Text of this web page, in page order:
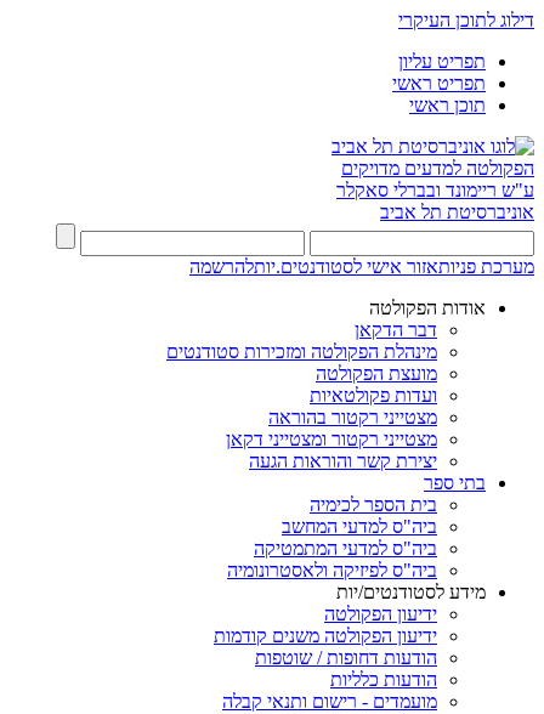
דילוג לתוכן העיקרי
תפריט עליון
תפריט ראשי
תוכן ראשי
הפקולטה למדעים מדויקים
ע"ש ריימונד ובברלי סאקלר
אוניברסיטת תל אביב
מערכת פניותאזור אישי לסטודנטים.יותלהרשמה
אודות הפקולטה
דבר הדקאן
מינהלת הפקולטה ומזכירות סטודנטים
מועצת הפקולטה
ועדות פקולטאיות
מצטייני רקטור בהוראה
מצטייני רקטור ומצטייני דקאן
יצירת קשר והוראות הגעה
בתי ספר
בית הספר לכימיה
ביה"ס למדעי המחשב
ביה"ס למדעי המתמטיקה
ביה"ס לפיזיקה ולאסטרונומיה
מידע לסטודנטים/יות
ידיעון הפקולטה
ידיעון הפקולטה משנים קודמות
הודעות דחופות / שוטפות
הודעות כלליות
מועמדים - רישום ותנאי קבלה